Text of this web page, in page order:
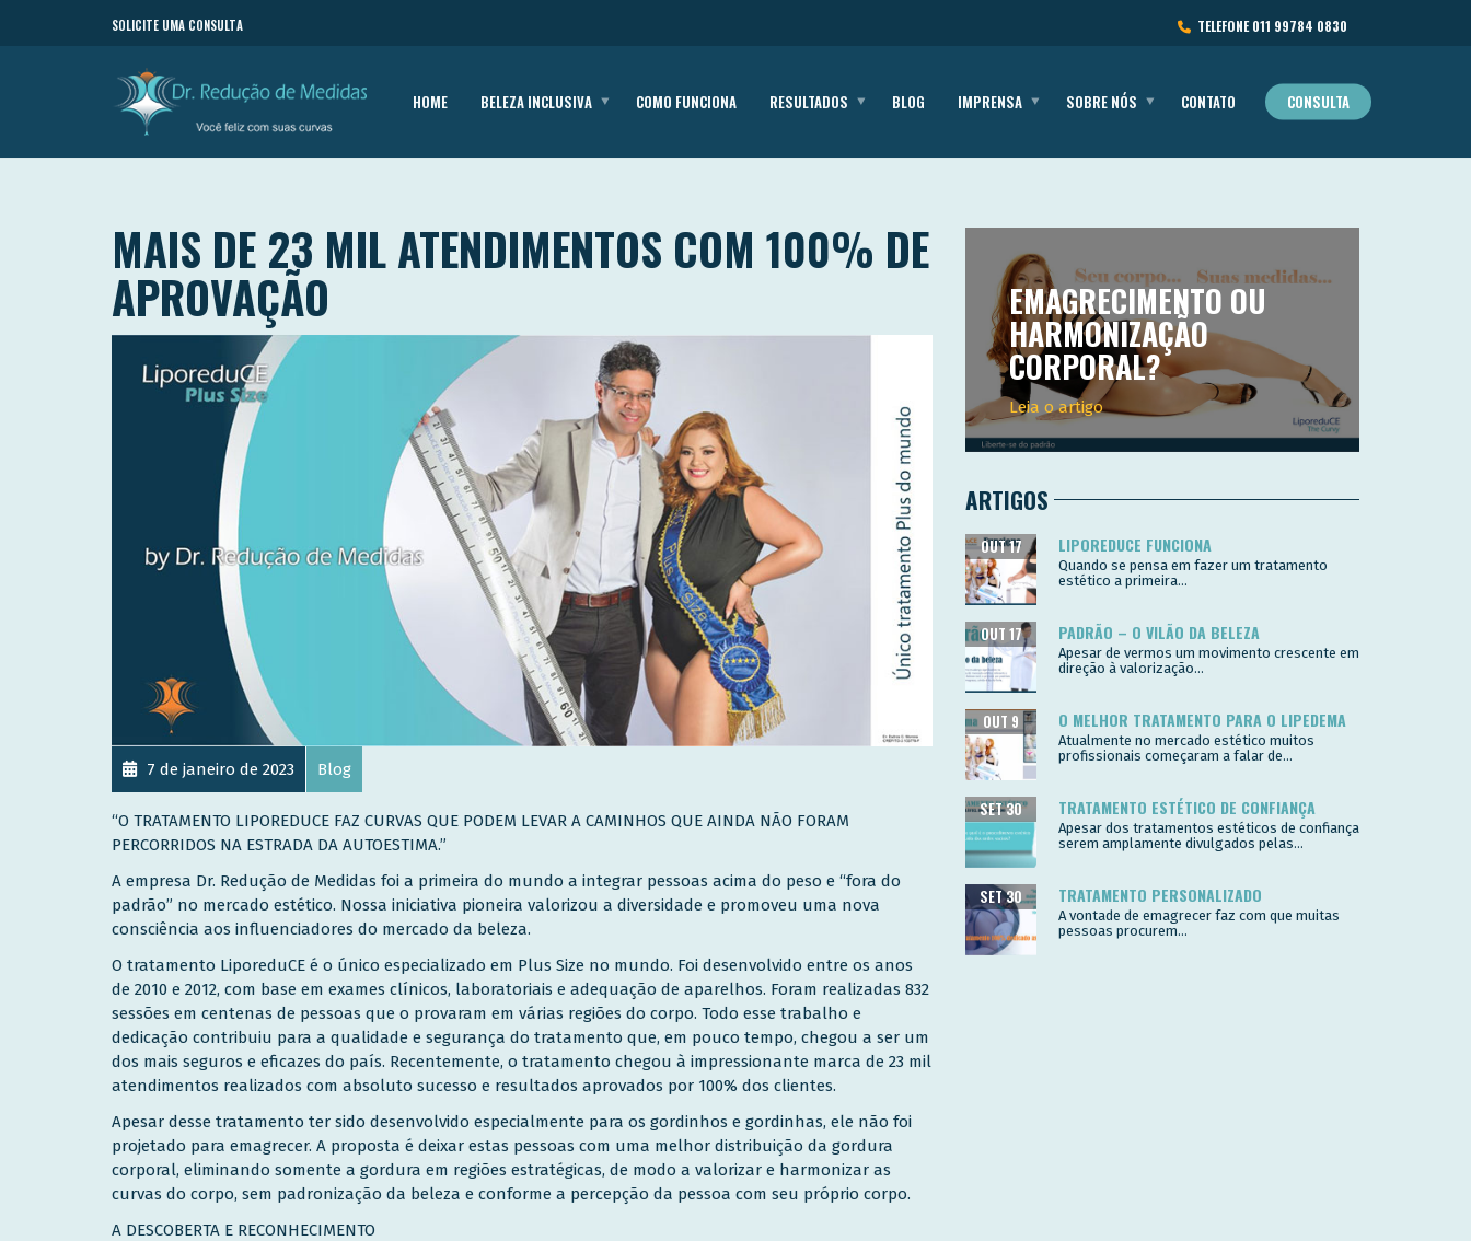
SOLICITE UMA CONSULTA TELEFONE011 99784 0830
HOME BELEZA INCLUSIVA COMO FUNCIONA RESULTADOS BLOG IMPRENSA SOBRE NÓS CONTATO CONSULTA
MAIS DE 23 MIL ATENDIMENTOS COM 100% DE
APROVAÇÃO
7 de janeiro de 2023 Blog
“O TRATAMENTO LIPOREDUCE FAZ CURVAS QUE PODEM LEVAR A CAMINHOS QUE AINDA NÃO FORAM
PERCORRIDOS NA ESTRADA DA AUTOESTIMA.”
A empresa Dr. Redução de Medidas foi a primeira do mundo a integrar pessoas acima do peso e “fora do
padrão” no mercado estético. Nossa iniciativa pioneira valorizou a diversidade e promoveu uma nova
consciência aos influenciadores do mercado da beleza.
O tratamento LiporeduCE é o único especializado em Plus Size no mundo. Foi desenvolvido entre os anos
de 2010 e 2012, com base em exames clínicos, laboratoriais e adequação de aparelhos. Foram realizadas 832
sessões em centenas de pessoas que o provaram em várias regiões do corpo. Todo esse trabalho e
dedicação contribuiu para a qualidade e segurança do tratamento que, em pouco tempo, chegou a ser um
dos mais seguros e eficazes do país. Recentemente, o tratamento chegou à impressionante marca de 23 mil
atendimentos realizados com absoluto sucesso e resultados aprovados por 100% dos clientes.
Apesar desse tratamento ter sido desenvolvido especialmente para os gordinhos e gordinhas, ele não foi
projetado para emagrecer. A proposta é deixar estas pessoas com uma melhor distribuição da gordura
corporal, eliminando somente a gordura em regiões estratégicas, de modo a valorizar e harmonizar as
curvas do corpo, sem padronização da beleza e conforme a percepção da pessoa com seu próprio corpo.
A DESCOBERTA E RECONHECIMENTO
EMAGRECIMENTO OU
HARMONIZAÇÃO
CORPORAL?
Leia o artigo
ARTIGOS
LIPOREDUCE FUNCIONA
OUT 17
Quando se pensa em fazer um tratamento
estético a primeira...
PADRÃO – O VILÃO DA BELEZA
OUT 17
Apesar de vermos um movimento crescente em
direção à valorização...
O MELHOR TRATAMENTO PARA O LIPEDEMA
OUT 9
Atualmente no mercado estético muitos
profissionais começaram a falar de...
TRATAMENTO ESTÉTICO DE CONFIANÇA
SET 30
Apesar dos tratamentos estéticos de confiança
serem amplamente divulgados pelas...
TRATAMENTO PERSONALIZADO
SET 30
A vontade de emagrecer faz com que muitas
pessoas procurem...